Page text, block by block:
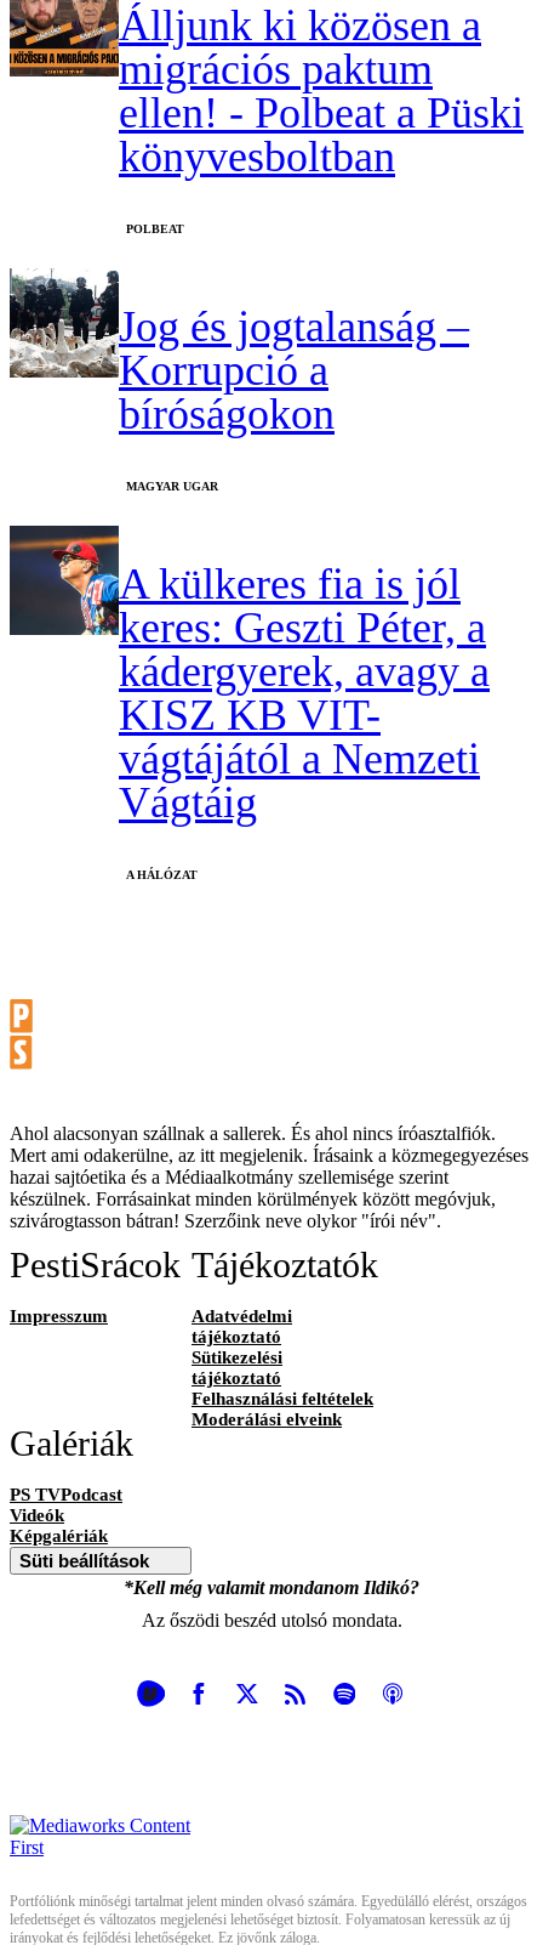
Álljunk ki közösen a
migrációs paktum
ellen! - Polbeat a Püski
könyvesboltban
‎POLBEAT
Jog és jogtalanság –
Korrupció a
bíróságokon
MAGYAR UGAR
A külkeres fia is jól
keres: Geszti Péter, a
kádergyerek, avagy a
KISZ KB VIT-
vágtájától a Nemzeti
Vágtáig
A HÁLÓZAT
Ahol alacsonyan szállnak a sallerek. És ahol nincs íróasztalfiók.
Mert ami odakerülne, az itt megjelenik. Írásaink a közmegegyezéses
hazai sajtóetika és a Médiaalkotmány szellemisége szerint
készülnek. Forrásainkat minden körülmények között megóvjuk,
szivárogtasson bátran! Szerzőink neve olykor "írói név".
PestiSrácok
Impresszum
Tájékoztatók
Adatvédelmi
tájékoztató
Sütikezelési
tájékoztató
Felhasználási feltételek
Moderálási elveink
Galériák
PS TVPodcast
Videók
Képgalériák
Süti beállítások
*Kell még valamit mondanom Ildikó?
Az őszödi beszéd utolsó mondata.
Portfóliónk minőségi tartalmat jelent minden olvasó számára. Egyedülálló elérést, országos
lefedettséget és változatos megjelenési lehetőséget biztosít. Folyamatosan keressük az új
irányokat és fejlődési lehetőségeket. Ez jövőnk záloga.